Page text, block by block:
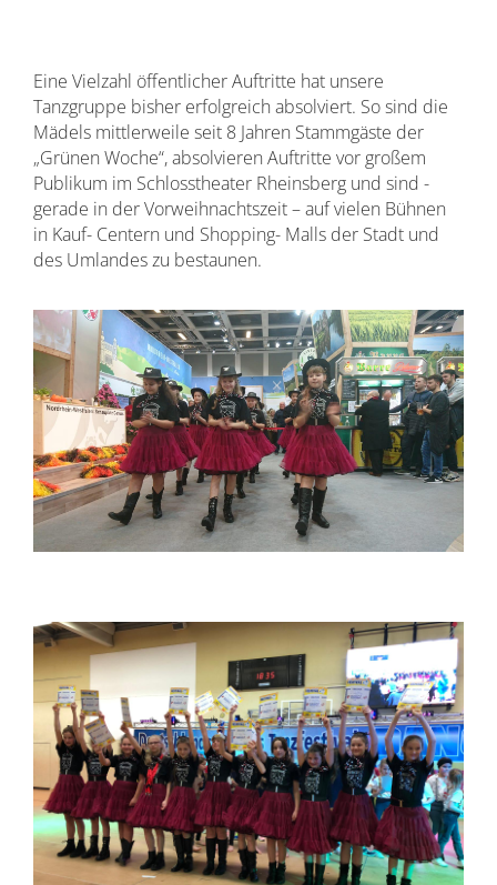
Eine Vielzahl öffentlicher Auftritte hat unsere
Tanzgruppe bisher erfolgreich absolviert. So sind die
Mädels mittlerweile seit 8 Jahren Stammgäste der
„Grünen Woche“, absolvieren Auftritte vor großem
Publikum im Schlosstheater Rheinsberg und sind -
gerade in der Vorweihnachtszeit – auf vielen Bühnen
in Kauf- Centern und Shopping- Malls der Stadt und
des Umlandes zu bestaunen.